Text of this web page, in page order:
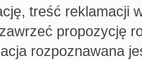
treść reklamacji
propozycję
rozpoznawana